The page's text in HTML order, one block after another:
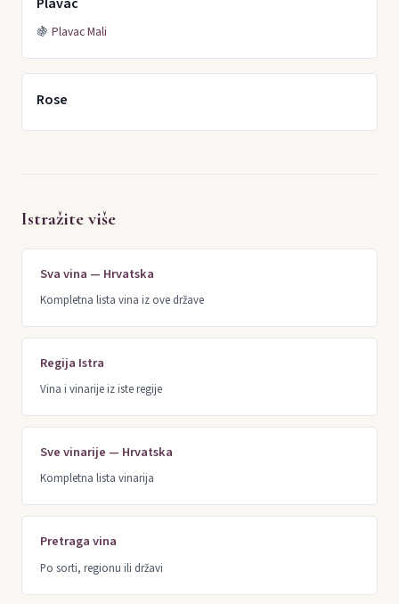
🍇 Plavac Mali
Rose
Istražite više
Sva vina — Hrvatska
Kompletna lista vina iz ove države
Regija Istra
Vina i vinarije iz iste regije
Sve vinarije — Hrvatska
Kompletna lista vinarija
Pretraga vina
Po sorti, regionu ili državi